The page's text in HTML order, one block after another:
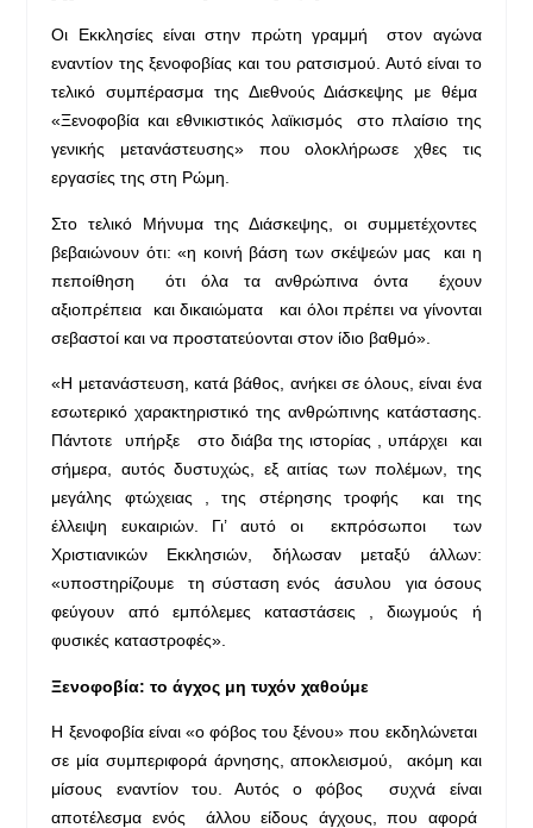
Οι Εκκλησίες είναι στην πρώτη γραμμή στον αγώνα
εναντίον της ξενοφοβίας και του ρατσισμού. Αυτό είναι το
τελικό συμπέρασμα της Διεθνούς Διάσκεψης με θέμα
«Ξενοφοβία και εθνικιστικός λαϊκισμός στο πλαίσιο της
γενικής μετανάστευσης» που ολοκλήρωσε χθες τις
εργασίες της στη Ρώμη.
Στο τελικό Μήνυμα της Διάσκεψης, οι συμμετέχοντες
βεβαιώνουν ότι: «η κοινή βάση των σκέψεών μας και η
πεποίθηση ότι όλα τα ανθρώπινα όντα έχουν
αξιοπρέπεια και δικαιώματα και όλοι πρέπει να γίνονται
σεβαστοί και να προστατεύονται στον ίδιο βαθμό».
«Η μετανάστευση, κατά βάθος, ανήκει σε όλους, είναι ένα
εσωτερικό χαρακτηριστικό της ανθρώπινης κατάστασης.
Πάντοτε υπήρξε στο διάβα της ιστορίας , υπάρχει και
σήμερα, αυτός δυστυχώς, εξ αιτίας των πολέμων, της
μεγάλης φτώχειας , της στέρησης τροφής και της
έλλειψη ευκαιριών. Γι’ αυτό οι εκπρόσωποι των
Χριστιανικών Εκκλησιών, δήλωσαν μεταξύ άλλων:
«υποστηρίζουμε τη σύσταση ενός άσυλου για όσους
φεύγουν από εμπόλεμες καταστάσεις , διωγμούς ή
φυσικές καταστροφές».
Ξενοφοβία: το άγχος μη τυχόν χαθούμε
Η ξενοφοβία είναι «ο φόβος του ξένου» που εκδηλώνεται
σε μία συμπεριφορά άρνησης, αποκλεισμού, ακόμη και
μίσους εναντίον του. Αυτός ο φόβος συχνά είναι
αποτέλεσμα ενός άλλου είδους άγχους, που αφορά